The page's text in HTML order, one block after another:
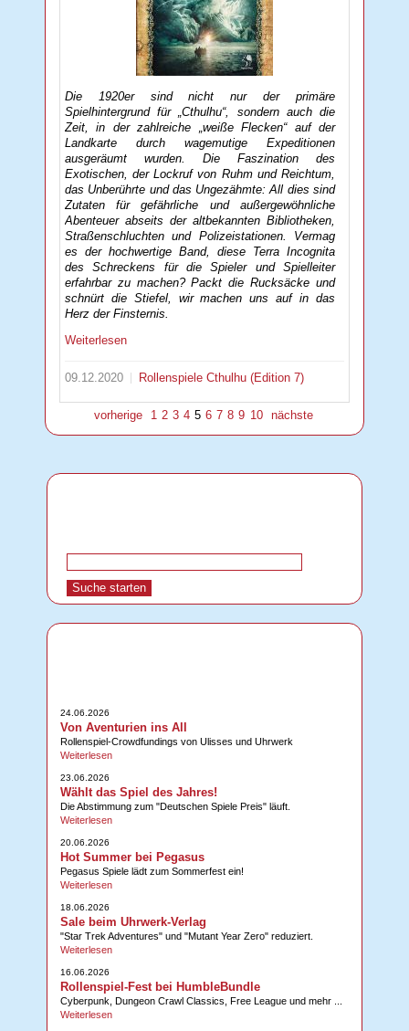
Die 1920er sind nicht nur der primäre
Spielhintergrund für „Cthulhu“, sondern auch die
Zeit, in der zahlreiche „weiße Flecken“ auf der
Landkarte durch wagemutige Expeditionen
ausgeräumt wurden. Die Faszination des
Exotischen, der Lockruf von Ruhm und Reichtum,
das Unberührte und das Ungezähmte: All dies sind
Zutaten für gefährliche und außergewöhnliche
Abenteuer abseits der altbekannten Bibliotheken,
Straßenschluchten und Polizeistationen. Vermag
es der hochwertige Band, diese Terra Incognita
des Schreckens für die Spieler und Spielleiter
erfahrbar zu machen? Packt die Rucksäcke und
schnürt die Stiefel, wir machen uns auf in das
Herz der Finsternis.
Weiterlesen
09.12.2020 RollenspieleCthulhu (Edition 7)
vorherige 1 2 3 4 5 6 7 8 9 10 nächste
24.06.2026
Von Aventurien ins All
Rollenspiel-Crowdfundings von Ulisses und Uhrwerk
Weiterlesen
23.06.2026
Wählt das Spiel des Jahres!
Die Abstimmung zum "Deutschen Spiele Preis" läuft.
Weiterlesen
20.06.2026
Hot Summer bei Pegasus
Pegasus Spiele lädt zum Sommerfest ein!
Weiterlesen
18.06.2026
Sale beim Uhrwerk-Verlag
"Star Trek Adventures" und "Mutant Year Zero" reduziert.
Weiterlesen
16.06.2026
Rollenspiel-Fest bei HumbleBundle
Cyberpunk, Dungeon Crawl Classics, Free League und mehr ...
Weiterlesen